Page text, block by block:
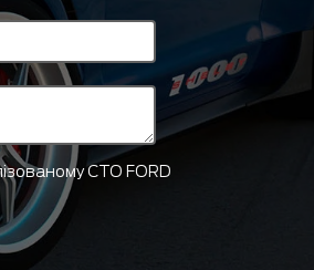
СТО FORD